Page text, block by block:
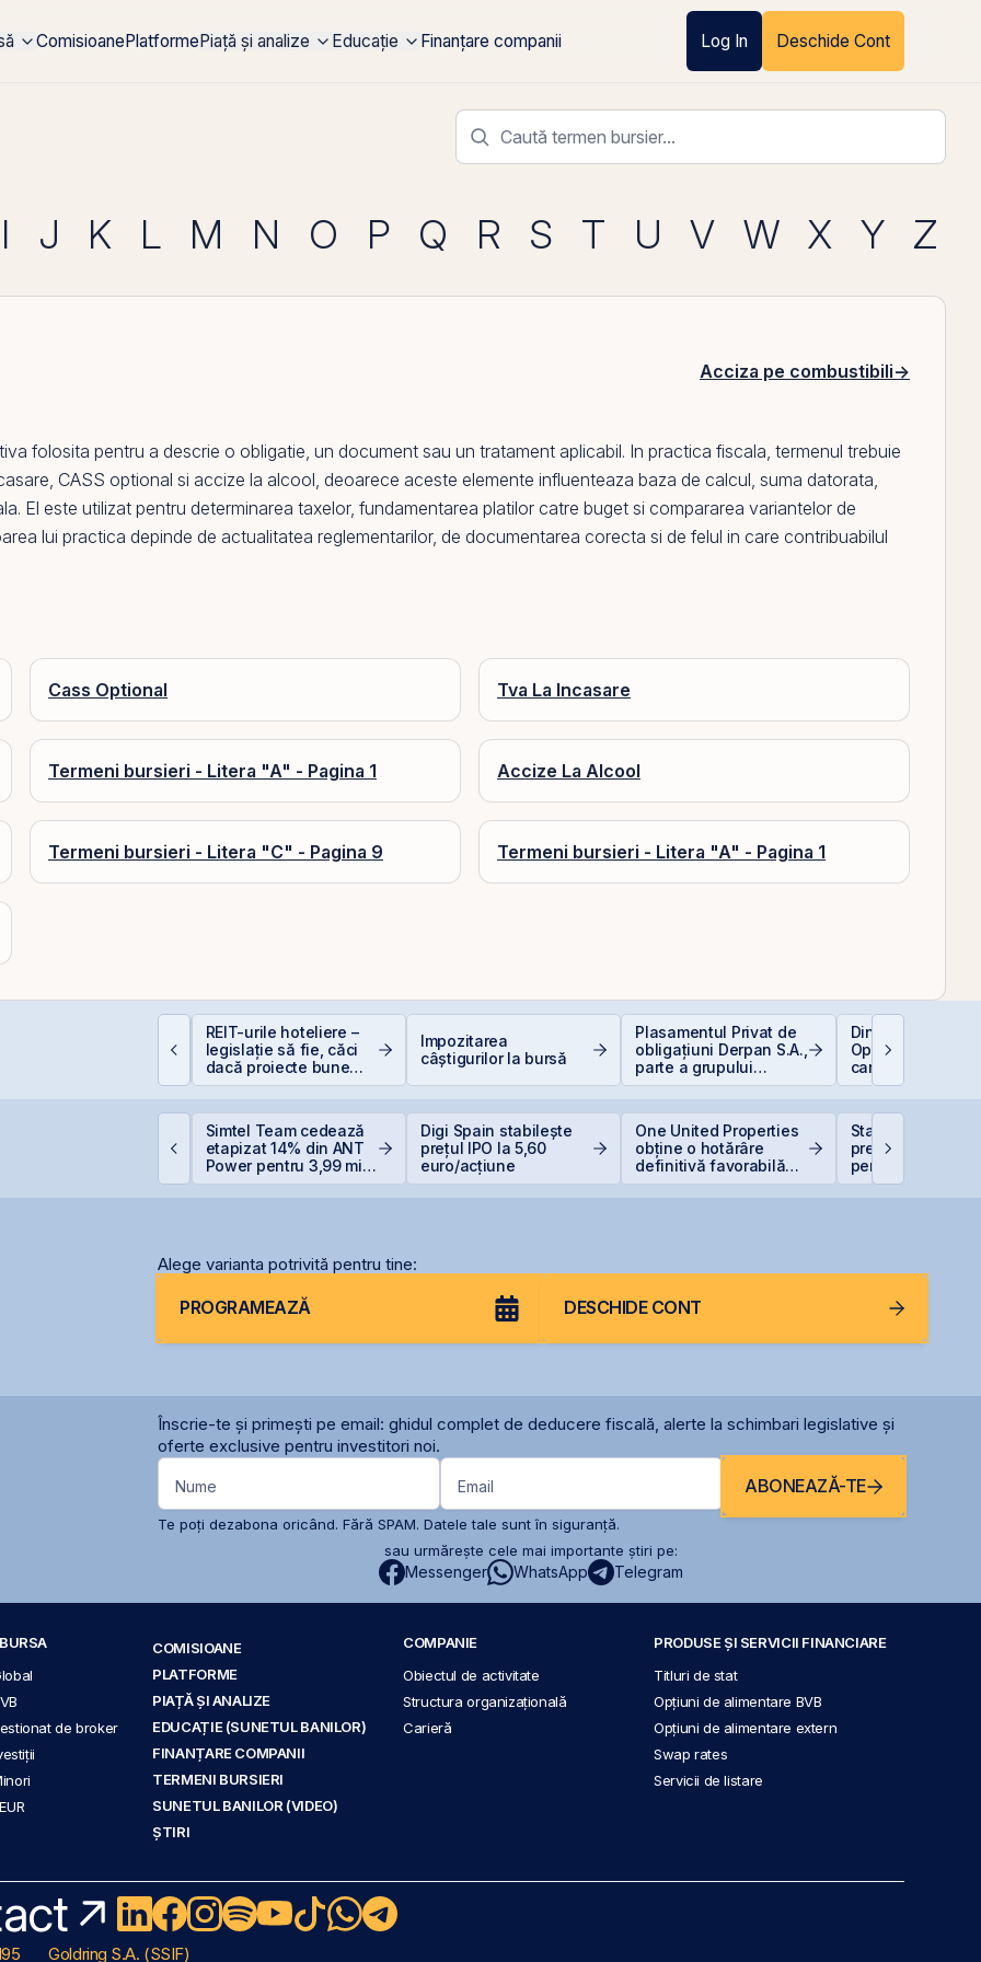
ComisioanePlatformePiață și analize Educație Finanțare companii Log In Deschide Cont
I J K L M N O P Q R S T U V W X Y Z
Acciza pe combustibili→
folosita pentru a descrie o obligatie, un document sau un tratament aplicabil. In practica fiscala, termenul trebuie
, CASS optional si accize la alcool, deoarece aceste elemente influenteaza baza de calcul, suma datorata,
El este utilizat pentru determinarea taxelor, fundamentarea platilor catre buget si compararea variantelor de
lui practica depinde de actualitatea reglementarilor, de documentarea corecta si de felul in care contribuabilul
Cass Optional Tva La Incasare
Termeni bursieri - Litera "A" - Pagina 1 Accize La Alcool
Termeni bursieri - Litera "C" - Pagina 9 Termeni bursieri - Litera "A" - Pagina 1
REIT-urile hoteliere –
legislație să fie, căci
dacă proiecte bune
sunt și banii se găsesc
Impozitarea
câștigurilor la bursă
Plasamentul Privat de
obligațiuni Derpan S.A.,
parte a grupului
Golden Foods Snacks,
Dincolo de
Oportunitățile
care construiesc
viitorul AI
Simtel Team cedează
etapizat 14% din ANT
Power pentru 3,99 mil.
Digi Spain stabilește
prețul IPO la 5,60
euro/acțiune
One United Properties
obține o hotărâre
definitivă favorabilă
Statul român
pregătește
pentru achiziția
gazelor Neptun
Alege varianta potrivită pentru tine:
PROGRAMEAZĂ DESCHIDE CONT
Înscrie-te și primești pe email: ghidul complet de deducere fiscală, alerte la schimbari legislative și
oferte exclusive pentru investitori noi.
Nume Email ABONEAZĂ-TE
Te poți dezabona oricând. Fără SPAM. Datele tale sunt în siguranță.
sau urmărește cele mai importante știri pe:
Messenger WhatsApp Telegram
de broker
COMISIOANE
PLATFORME
PIAȚĂ ȘI ANALIZE
EDUCAȚIE (SUNETUL BANILOR)
FINANȚARE COMPANII
TERMENI BURSIERI
SUNETUL BANILOR (VIDEO)
ȘTIRI
COMPANIE
Obiectul de activitate
Structura organizațională
Carieră
PRODUSE ȘI SERVICII FINANCIARE
Titluri de stat
Opțiuni de alimentare BVB
Opțiuni de alimentare extern
Swap rates
Servicii de listare
Goldring S.A. (SSIF)